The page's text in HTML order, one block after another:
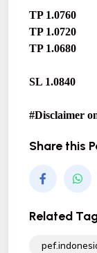
TP 1.0760
TP 1.0720
TP 1.0680
SL 1.0840
#Disclaimer
Share this
Related